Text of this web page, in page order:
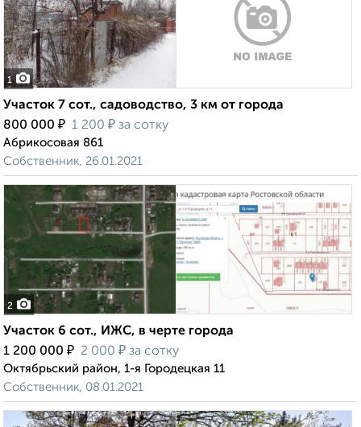
1
Участок 7 сот., садоводство, 3 км от города
800 000 ₽ 1 200 ₽ за сотку
Абрикосовая 861
Собственник, 26.01.2021
2
Участок 6 сот., ИЖС, в черте города
1 200 000 ₽ 2 000 ₽ за сотку
Октябрьский район, 1-я Городецкая 11
Собственник, 08.01.2021